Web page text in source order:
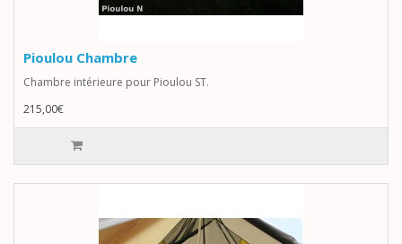
Pioulou Chambre
Chambre intérieure pour Pioulou ST.
215,00€